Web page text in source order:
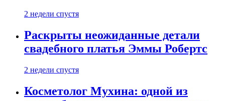
2 недели спустя
Раскрыты неожиданные детали
свадебного платья Эммы Робертс
2 недели спустя
Косметолог Мухина: одной из